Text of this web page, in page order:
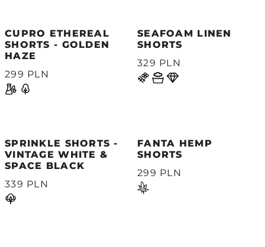
CUPRO ETHEREAL
SHORTS - GOLDEN
HAZE
299 PLN
SEAFOAM LINEN
SHORTS
329 PLN
SPRINKLE SHORTS -
VINTAGE WHITE &
SPACE BLACK
339 PLN
FANTA HEMP
SHORTS
299 PLN